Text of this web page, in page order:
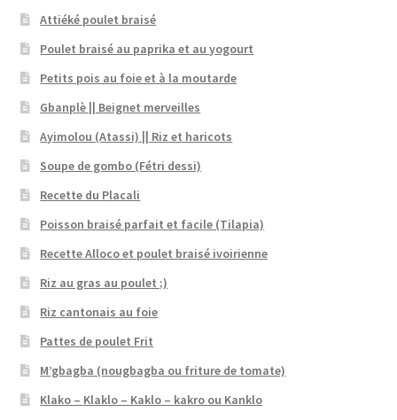
Attiéké poulet braisé
Poulet braisé au paprika et au yogourt
Petits pois au foie et à la moutarde
Gbanplè || Beignet merveilles
Ayimolou (Atassi) || Riz et haricots
Soupe de gombo (Fétri dessi)
Recette du Placali
Poisson braisé parfait et facile (Tilapia)
Recette Alloco et poulet braisé ivoirienne
Riz au gras au poulet ;)
Riz cantonais au foie
Pattes de poulet Frit
M’gbagba (nougbagba ou friture de tomate)
Klako – Klaklo – Kaklo – kakro ou Kanklo